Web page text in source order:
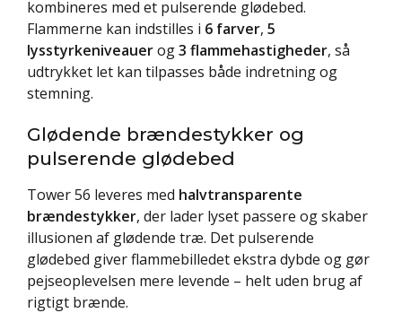
kombineres med et pulserende glødebed.
Flammerne kan indstilles i 6 farver, 5
lysstyrkeniveauerog3 flammehastigheder, så
udtrykket let kan tilpasses både indretning og
stemning.
Glødende brændestykker og
pulserende glødebed
Tower 56 leveres med halvtransparente
brændestykker, der lader lyset passere og skaber
illusionen af glødende træ. Det pulserende
glødebed giver flammebilledet ekstra dybde og gør
pejseoplevelsen mere levende – helt uden brug af
rigtigt brænde.